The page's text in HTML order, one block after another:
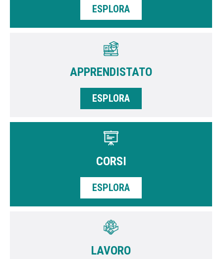
ESPLORA
APPRENDISTATO
ESPLORA
CORSI
ESPLORA
LAVORO